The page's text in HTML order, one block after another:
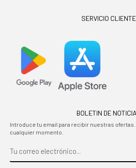
SERVICIO CLIENTE
BOLETIN DE
Introduce tu email para recibir nuestras ofertas.
cualquier momento.